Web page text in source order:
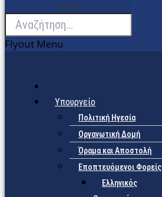
Search
Flyout Menu
Υπουργείο
Πολιτική Ηγεσία
Οργανωτική Δομή
Όραμα και Αποστολή
Εποπτευόμενοι Φορείς
Eλληνικός